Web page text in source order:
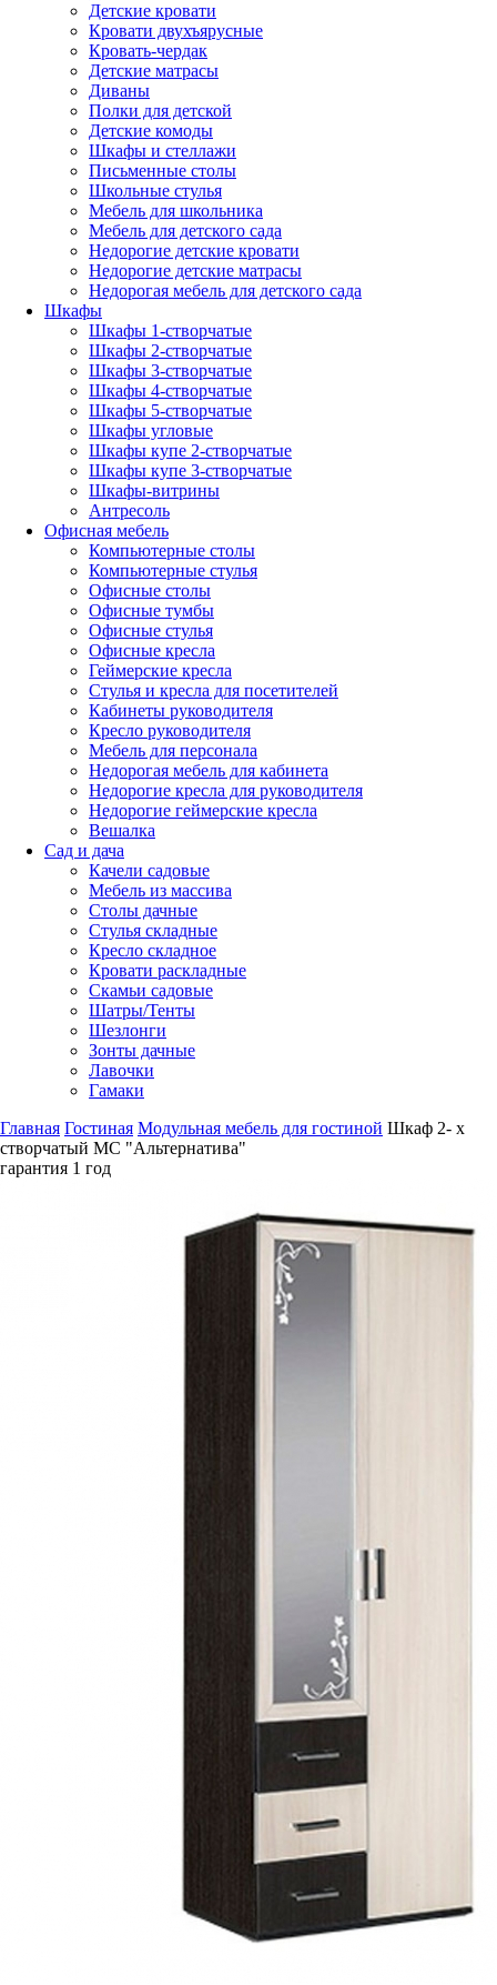
Детские кровати
Кровати двухъярусные
Кровать-чердак
Детские матрасы
Диваны
Полки для детской
Детские комоды
Шкафы и стеллажи
Письменные столы
Школьные стулья
Мебель для школьника
Мебель для детского сада
Недорогие детские кровати
Недорогие детские матрасы
Недорогая мебель для детского сада
Шкафы
Шкафы 1-створчатые
Шкафы 2-створчатые
Шкафы 3-створчатые
Шкафы 4-створчатые
Шкафы 5-створчатые
Шкафы угловые
Шкафы купе 2-створчатые
Шкафы купе 3-створчатые
Шкафы-витрины
Антресоль
Офисная мебель
Компьютерные столы
Компьютерные стулья
Офисные столы
Офисные тумбы
Офисные стулья
Офисные кресла
Геймерские кресла
Стулья и кресла для посетителей
Кабинеты руководителя
Кресло руководителя
Мебель для персонала
Недорогая мебель для кабинета
Недорогие кресла для руководителя
Недорогие геймерские кресла
Вешалка
Сад и дача
Качели садовые
Мебель из массива
Столы дачные
Стулья складные
Кресло складное
Кровати раскладные
Скамьи садовые
Шатры/Тенты
Шезлонги
Зонты дачные
Лавочки
Гамаки
Главная Гостиная Модульная мебель для гостиной Шкаф 2- х
створчатый МС "Альтернатива"
гарантия 1 год